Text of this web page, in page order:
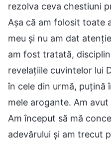
rezolva ceva chestiuni
Așa că am folosit toate
meu și nu am dat
am fost tratată,
revelațiile cuvintelor lui
în cele din urmă, puțină
mele arogante. Am
Am început să mă
adevărului și am trecut